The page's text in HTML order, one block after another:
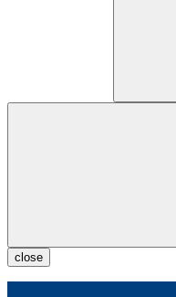
close